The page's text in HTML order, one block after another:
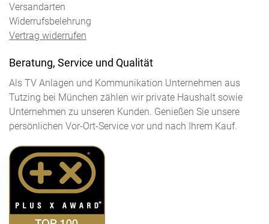
Versandarten
Widerrufsbelehrung
Vertrag widerrufen
Beratung, Service und Qualität
Als TV Anlagen und Kommunikation Unternehmen aus
Tutzing bei München zählen wir private Haushalt sowie
Unternehmen zu unseren Kunden. Genießen Sie unsere
persönlichen Vor-Ort-Service vor und nach Ihrem Kauf.